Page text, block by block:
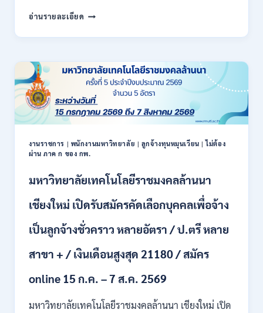
กพ.
สมัคร
17
–
28
สิงหาคม
2569
อ่านรายละเอียด สำนักงาน
จังหวัด
กรม
ส่ง
เสริม
สหกรณ์
เปิด
รับ
พนักงาน
ราชการ
ปวท.
ป.ตรี
สาขา
/
เงิน
เดือน
/
ต้อง
งานราชการ | พนักงานมหาวิทยาลัย | ลูกจ้างทุนหมุนเวียน |ไม่ต้อง
ผ่าน ภาค ก ของ กพ.
มหาวิทยาลัยเทคโนโลยีราชมงคลล้านนา
เชียงใหม่ เปิดรับสมัครคัดเลือกบุคคลเพื่อจ้าง
เป็นลูกจ้างชั่วคราว หลายอัตรา / ป.ตรี หลาย
สาขา + / เงินเดือนสูงสุด 21180 / สมัคร
online 15 ก.ค. – 7 ส.ค. 2569
มหาวิทยาลัยเทคโนโลยีราชมงคลล้านนา เชียงใหม่ เปิด